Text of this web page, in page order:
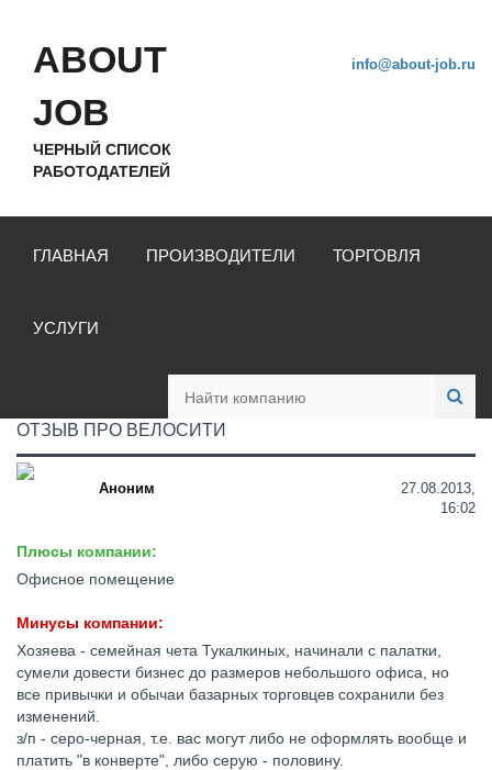
ABOUT
JOB
ЧЕРНЫЙ СПИСОК
РАБОТОДАТЕЛЕЙ
info@about-job.ru
ГЛАВНАЯ ПРОИЗВОДИТЕЛИ ТОРГОВЛЯ
УСЛУГИ
ОТЗЫВ ПРО ВЕЛОСИТИ
Аноним
27.08.2013,
16:02
Плюсы компании:
Офисное помещение
Минусы компании:
Хозяева - семейная чета Тукалкиных, начинали с палатки,
сумели довести бизнес до размеров небольшого офиса, но
все привычки и обычаи базарных торговцев сохранили без
изменений.
з/п - серо-черная, т.е. вас могут либо не оформлять вообще и
платить "в конверте", либо серую - половину.